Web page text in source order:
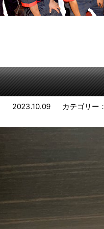
2023.10.09 カテゴリー：